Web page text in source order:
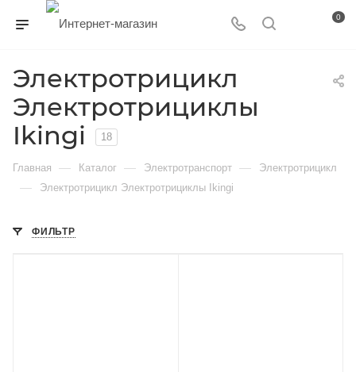
0
Электротрицикл
Электротрициклы
Ikingi
18
Главная — Каталог — Электротранспорт — Электротрицикл
— Электротрицикл Электротрициклы Ikingi
ФИЛЬТР